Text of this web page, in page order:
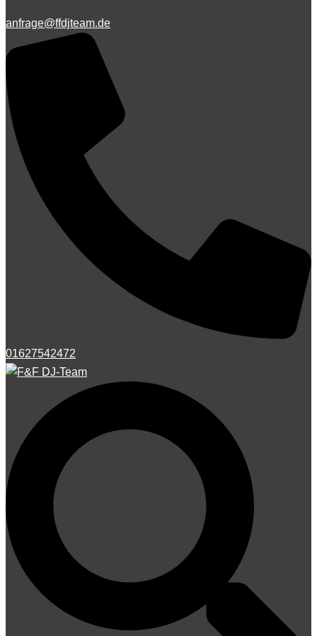
anfrage@ffdjteam.de
01627542472